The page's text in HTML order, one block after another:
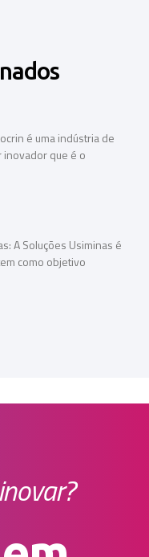
é uma indústria de
inovador que é o
A Soluções Usiminas é
como objetivo